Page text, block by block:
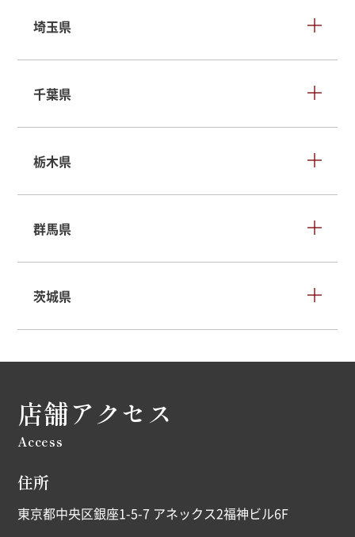
埼玉県
千葉県
栃木県
群馬県
茨城県
店舗アクセス
Access
住所
東京都中央区銀座1-5-7 アネックス2福神ビル6F